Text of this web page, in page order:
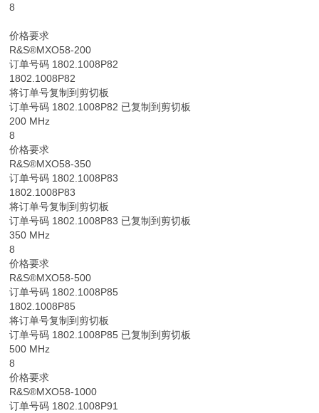
8
价格要求
R&S®MXO58-200
订单号码 1802.1008P82
1802.1008P82
将订单号复制到剪切板
订单号码 1802.1008P82 已复制到剪切板
200 MHz
8
价格要求
R&S®MXO58-350
订单号码 1802.1008P83
1802.1008P83
将订单号复制到剪切板
订单号码 1802.1008P83 已复制到剪切板
350 MHz
8
价格要求
R&S®MXO58-500
订单号码 1802.1008P85
1802.1008P85
将订单号复制到剪切板
订单号码 1802.1008P85 已复制到剪切板
500 MHz
8
价格要求
R&S®MXO58-1000
订单号码 1802.1008P91